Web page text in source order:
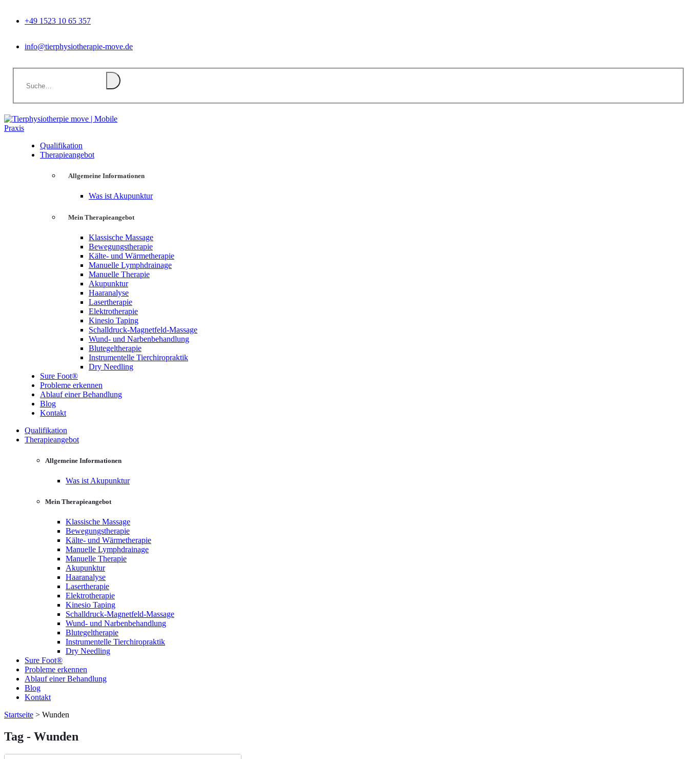
+49 1523 10 65 357
info@tierphysiotherapie-move.de
Qualifikation
Therapieangebot
Allgemeine Informationen
Was ist Akupunktur
Mein Therapieangebot
Klassische Massage
Bewegungstherapie
Kälte- und Wärmetherapie
Manuelle Lymphdrainage
Manuelle Therapie
Akupunktur
Haaranalyse
Lasertherapie
Elektrotherapie
Kinesio Taping
Schalldruck-Magnetfeld-Massage
Wund- und Narbenbehandlung
Blutegeltherapie
Instrumentelle Tierchiropraktik
Dry Needling
Sure Foot®
Probleme erkennen
Ablauf einer Behandlung
Blog
Kontakt
Qualifikation
Therapieangebot
Allgemeine Informationen
Was ist Akupunktur
Mein Therapieangebot
Klassische Massage
Bewegungstherapie
Kälte- und Wärmetherapie
Manuelle Lymphdrainage
Manuelle Therapie
Akupunktur
Haaranalyse
Lasertherapie
Elektrotherapie
Kinesio Taping
Schalldruck-Magnetfeld-Massage
Wund- und Narbenbehandlung
Blutegeltherapie
Instrumentelle Tierchiropraktik
Dry Needling
Sure Foot®
Probleme erkennen
Ablauf einer Behandlung
Blog
Kontakt
Startseite > Wunden
Tag - Wunden